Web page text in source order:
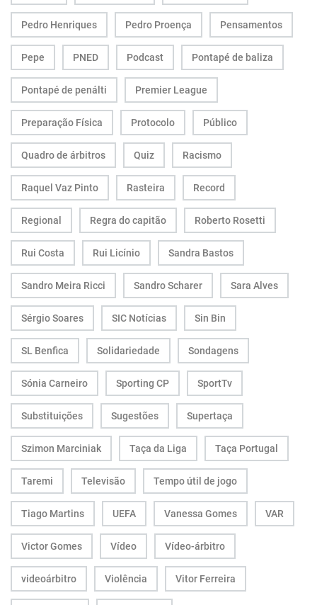
Pedro Henriques Pedro Proença Pensamentos
Pepe PNED Podcast Pontapé de baliza
Pontapé de penálti Premier League
Preparação Física Protocolo Público
Quadro de árbitros Quiz Racismo
Raquel Vaz Pinto Rasteira Record
Regional Regra do capitão Roberto Rosetti
Rui Costa Rui Licínio Sandra Bastos
Sandro Meira Ricci Sandro Scharer Sara Alves
Sérgio Soares SIC Notícias Sin Bin
SL Benfica Solidariedade Sondagens
Sónia Carneiro Sporting CP SportTv
Substituições Sugestões Supertaça
Szimon Marciniak Taça da Liga Taça Portugal
Taremi Televisão Tempo útil de jogo
Tiago Martins UEFA Vanessa Gomes VAR
Victor Gomes Vídeo Vídeo-árbitro
videoárbitro Violência Vitor Ferreira